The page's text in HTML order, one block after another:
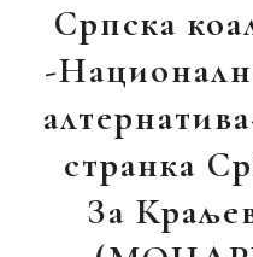
Српска
-
странка
За